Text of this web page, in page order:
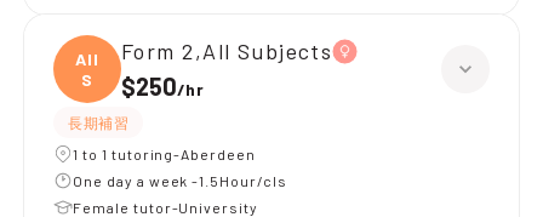
All
S
Form 2,All Subjects
$250/hr
長期補習
1 to 1 tutoring-Aberdeen
One day a week -1.5Hour/cls
Female tutor-University